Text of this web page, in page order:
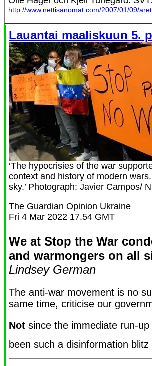
http://www.nettisanomat.com/2007/01/09/
Lauantai maaliskuun 5.
‘The hypocrisies of the war
context and history of modern
sky.’ Photograph: Javier Campos/
The Guardian Opinion Ukraine
Fri 4 Mar 2022 17.54 GMT
We at Stop the War
and warmongers on all
Lindsey German
The anti-war movement is no
same time, criticise our
Not since the immediate run-
been such a disinformation